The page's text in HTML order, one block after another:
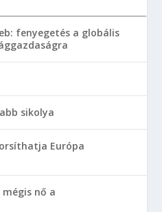
fenyegetés a globális
sikolya
Európa
nő a